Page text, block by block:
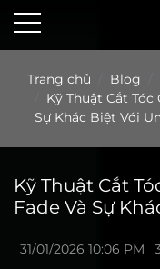
Trang chủ Blog
Kỹ Thuật Cắt Tóc
Sự Khác Biệt Với
Kỹ Thuật Cắt
Fade Và Sự
31/01/2026 10:06 PM